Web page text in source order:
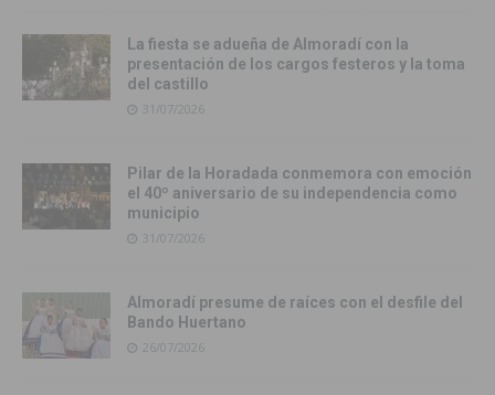
La fiesta se adueña de Almoradí con la
presentación de los cargos festeros y la toma
del castillo
31/07/2026
Pilar de la Horadada conmemora con emoción
el 40º aniversario de su independencia como
municipio
31/07/2026
Almoradí presume de raíces con el desfile del
Bando Huertano
26/07/2026